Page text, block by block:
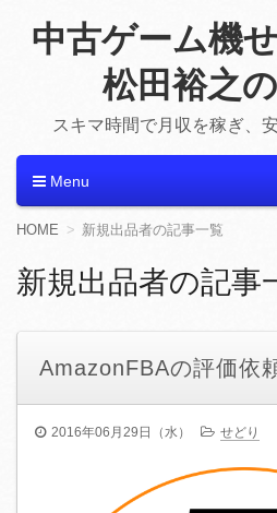
中古ゲーム機
松田裕之
スキマ時間で月収を稼ぎ、
Menu
コンテンツへ移動
HOME 新規出品者の記事一覧
新規出品者の記事
AmazonFBAの評価依
2016年06月29日（水） せどり